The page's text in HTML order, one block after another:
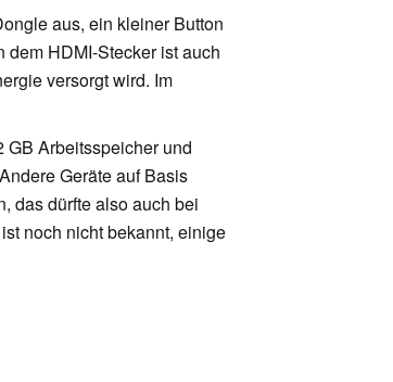
aus, ein kleiner Button
HDMI-Stecker ist auch
versorgt wird. Im
Arbeitsspeicher und
Geräte auf Basis
das dürfte also auch bei
noch nicht bekannt, einige